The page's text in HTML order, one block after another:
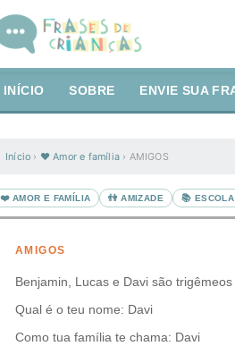
INÍCIO SOBRE ENVIE SUA
Início › ❤️ Amor e família › AMIGOS
❤️ AMOR E FAMÍLIA 👫 AMIZADE 📚 ESCOLA
AMIGOS
Benjamin, Lucas e Davi são
Qual é o teu nome: Davi
Como tua família te chama: Davi